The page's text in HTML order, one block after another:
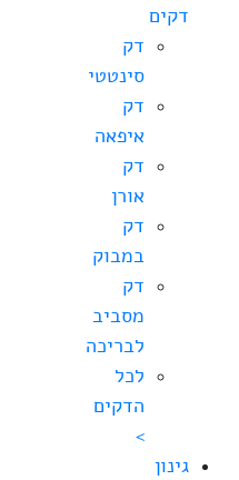
דקים
דק
סינטטי
דק
איפאה
דק
אורן
דק
במבוק
דק
מסביב
לבריכה
לכל
הדקים
>
גינון